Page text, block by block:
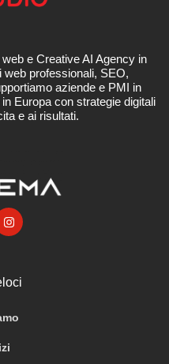
e Creative AI Agency in
professionali, SEO,
aziende e PMI in
Europa con strategie digitali
e ai risultati.